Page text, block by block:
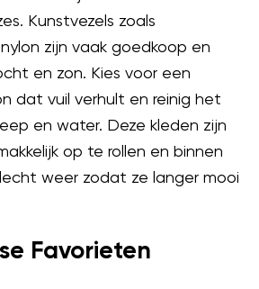
Kunstvezels zoals
zijn vaak goedkoop en
en zon. Kies voor een
dat vuil verhult en reinig het
en water. Deze kleden zijn
op te rollen en binnen
weer zodat ze langer mooi
Favorieten